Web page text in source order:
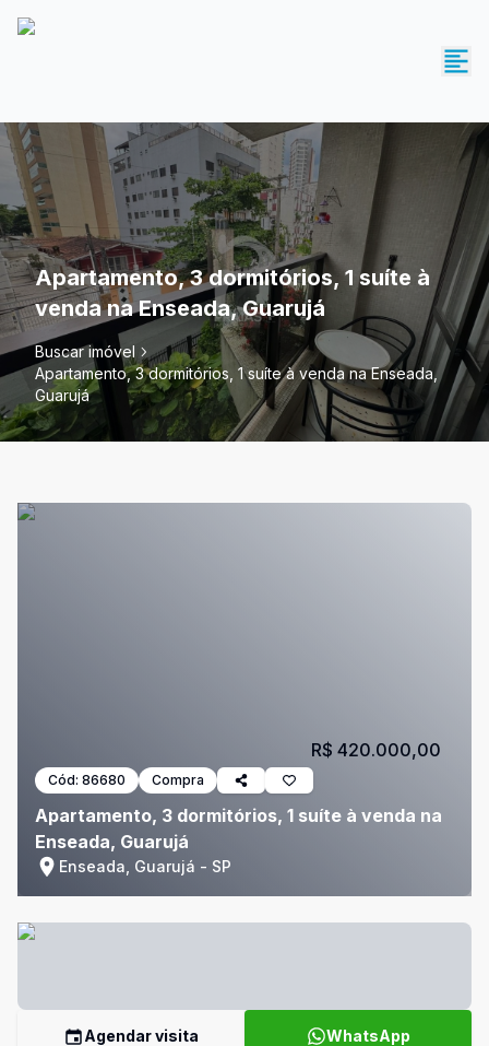
Apartamento, 3 dormitórios, 1 suíte à
venda na Enseada, Guarujá
Buscar imóvel
Apartamento, 3 dormitórios, 1 suíte à venda na Enseada,
Guarujá
Cód: 86680 Compra
Apartamento, 3 dormitórios, 1 suíte à venda na
Enseada, Guarujá
Enseada, Guarujá - SP
R$ 420.000,00
Agendar visita WhatsApp